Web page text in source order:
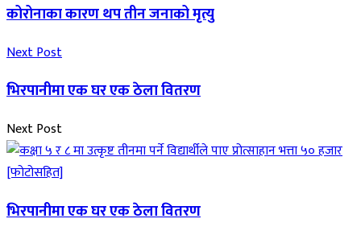
कोरोनाका कारण थप तीन जनाको मृत्यु
Next Post
भिरपानीमा एक घर एक ठेला वितरण
Next Post
भिरपानीमा एक घर एक ठेला वितरण